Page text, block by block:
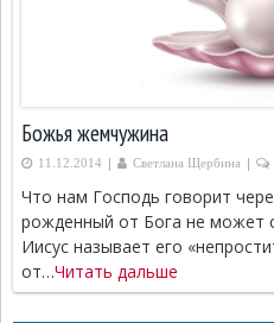
Божья жемчужина
11.12.2014 | Светлана Щербина |
Что нам Господь говорит
рожденный от Бога не может
Иисус называет его
от…Читать дальше